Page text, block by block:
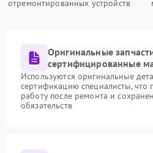
отремонтированных устройств
Оригинальные
сертифицированные
Используются оригинальные
сертификацию специалисты, что
работу после ремонта и
обязательств